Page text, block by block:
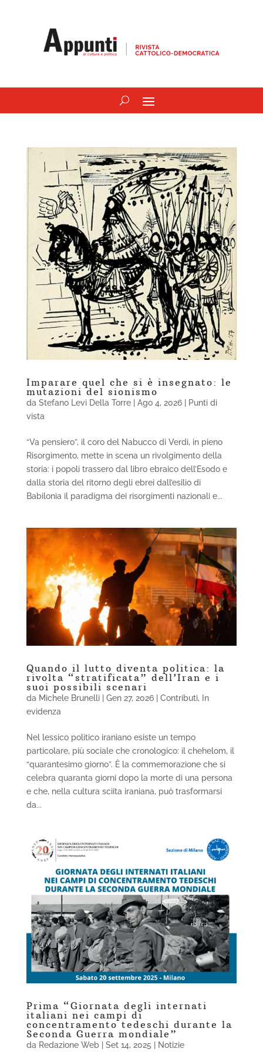
Imparare quel che si è insegnato: le
mutazioni del sionismo
da Stefano Levi Della Torre| Ago 4, 2026|
Punti di
vista
“Va pensiero”, il coro del Nabucco di Verdi, in pieno
Risorgimento, mette in scena un rivolgimento della
storia: i popoli trassero dal libro ebraico dell’Esodo e
dalla storia del ritorno degli ebrei dall’esilio di
Babilonia il paradigma dei risorgimenti nazionali e...
Quando il lutto diventa politica: la
rivolta “stratificata” dell’Iran e i
suoi possibili scenari
da Michele Brunelli| Gen 27, 2026| Contributi,
In
evidenza
Nel lessico politico iraniano esiste un tempo
particolare, più sociale che cronologico: il chehelom, il
“quarantesimo giorno”. È la commemorazione che si
celebra quaranta giorni dopo la morte di una persona
e che, nella cultura sciita iraniana, può trasformarsi
da...
Prima “Giornata degli internati
italiani nei campi di
concentramento tedeschi durante la
Seconda Guerra mondiale”
da Redazione Web| Set 14, 2025 Notizie